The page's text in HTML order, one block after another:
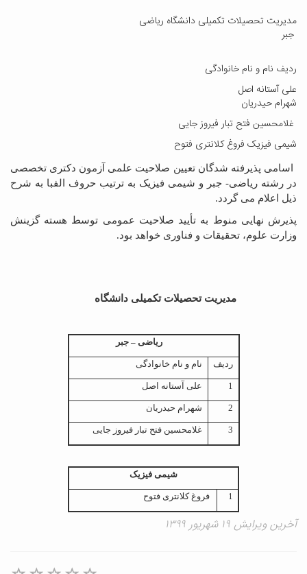
مدیریت تحصیلات تکمیلی دانشگاه ریاضی
جبر
ردیف نام و نام خانوادگی
علی آستانه اصل
شهرام حیدریان
غلامحسین فتح تبار فیروز جایی
شیمی فیزیک فروغ کلانتری فتوح
اسامی پذیرفته شدگان تعیین صلاحیت علمی آزمون دکتری تخصصی
در رشته ریاضی- جبر و شیمی فیزیک به ترتیب حروف الفبا به شرح
ذیل اعلام می گردد.
پذیرش نهایی منوط به تأیید صلاحیت عمومی توسط هسته گزینش
وزارت علوم، تحقیقات و فناوری خواهد بود.
مدیریت تحصیلات تکمیلی دانشگاه
ریاضی – جبر
ردیف نام و نام خانوادگی
1 علی آستانه اصل
2 شهرام حیدریان
3 غلامحسین فتح تبار فیروز جایی
شیمی فیزیک
1 فروغ کلانتری فتوح
آخرین ویرایش ۱۹ شهریور ۱۳۹۹